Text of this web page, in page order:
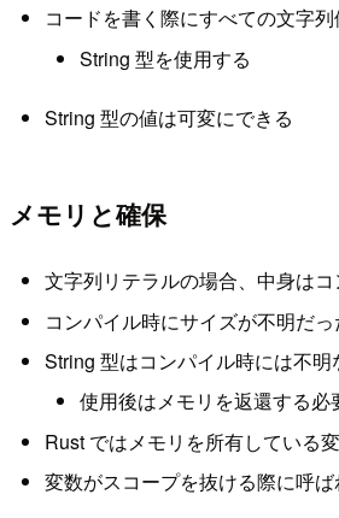
コードを書く際にすべての文字
String 型を使用する
String 型の値は可変にできる
メモリと確保
文字列リテラルの場合、中身は
コンパイル時にサイズが不明だ
String 型はコンパイル時には不
使用後はメモリを返還する必
Rust ではメモリを所有している
変数がスコープを抜ける際に呼